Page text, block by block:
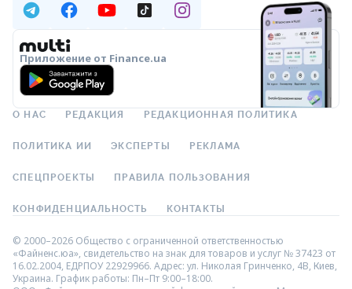
Приложение от Finance.ua
О НАС РЕДАКЦИЯ РЕДАКЦИОННАЯ ПОЛИТИКА
ПОЛИТИКА ИИ ЭКСПЕРТЫ РЕКЛАМА
СПЕЦПРОЕКТЫ ПРАВИЛА ПОЛЬЗОВАНИЯ
КОНФИДЕНЦИАЛЬНОСТЬ КОНТАКТЫ
© 2000–2026 Общество с ограниченной ответственностью
«Файненс.юа», свидетельство на знак для товаров и услуг № 37423 от
16.02.2004, ЕДРПОУ 22929966. Адрес: ул. Николая Гринченко, 4В, Киев,
Украина. График работы: Пн–Пт 9:00–18:00.